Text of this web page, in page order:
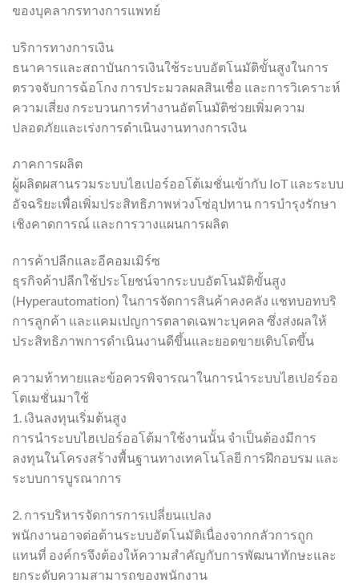
ของบุคลากรทางการแพทย์
บริการทางการเงิน
ธนาคารและสถาบันการเงินใช้ระบบอัตโนมัติขั้นสูงในการ
ตรวจจับการฉ้อโกง การประมวลผลสินเชื่อ และการวิเคราะห์
ความเสี่ยง กระบวนการทำงานอัตโนมัติช่วยเพิ่มความ
ปลอดภัยและเร่งการดำเนินงานทางการเงิน
ภาคการผลิต
ผู้ผลิตผสานรวมระบบไฮเปอร์ออโต้เมชั่นเข้ากับ IoT และระบบ
อัจฉริยะเพื่อเพิ่มประสิทธิภาพห่วงโซ่อุปทาน การบำรุงรักษา
เชิงคาดการณ์ และการวางแผนการผลิต
การค้าปลีกและอีคอมเมิร์ซ
ธุรกิจค้าปลีกใช้ประโยชน์จากระบบอัตโนมัติขั้นสูง
(Hyperautomation) ในการจัดการสินค้าคงคลัง แชทบอทบริ
การลูกค้า และแคมเปญการตลาดเฉพาะบุคคล ซึ่งส่งผลให้
ประสิทธิภาพการดำเนินงานดีขึ้นและยอดขายเติบโตขึ้น
ความท้าทายและข้อควรพิจารณาในการนำระบบไฮเปอร์ออ
โตเมชั่นมาใช้
1. เงินลงทุนเริ่มต้นสูง
การนำระบบไฮเปอร์ออโต้มาใช้งานนั้น จำเป็นต้องมีการ
ลงทุนในโครงสร้างพื้นฐานทางเทคโนโลยี การฝึกอบรม และ
ระบบการบูรณาการ
2. การบริหารจัดการการเปลี่ยนแปลง
พนักงานอาจต่อต้านระบบอัตโนมัติเนื่องจากกลัวการถูก
แทนที่ องค์กรจึงต้องให้ความสำคัญกับการพัฒนาทักษะและ
ยกระดับความสามารถของพนักงาน